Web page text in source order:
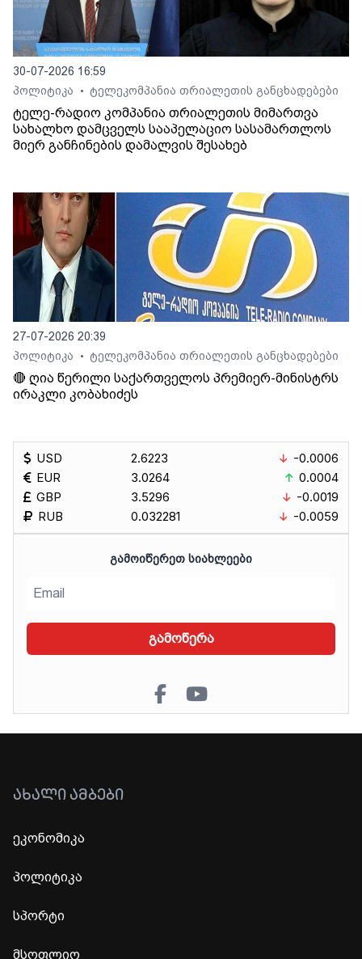
30-07-2026 16:59
პოლიტიკა
• ტელეკომპანია თრიალეთის განცხადებები
ტელე-რადიო კომპანია თრიალეთის მიმართვა
სახალხო დამცველს სააპელაციო სასამართლოს
მიერ განჩინების დამალვის შესახებ
27-07-2026 20:39
პოლიტიკა
• ტელეკომპანია თრიალეთის განცხადებები
🔴 ღია წერილი საქართველოს პრემიერ-მინისტრს
ირაკლი კობახიძეს
USD
EUR
GBP
RUB
2.6223
3.0264
3.5296
0.032281
-0.0006
0.0004
-0.0019
-0.0059
ᲒᲐᲛᲝᲘᲬᲔᲠᲔᲗ ᲡᲘᲐᲮᲚᲔᲔᲑᲘ
გამოწერა
ᲐᲮᲐᲚᲘ ᲐᲛᲑᲔᲑᲘ
ეკონომიკა
პოლიტიკა
სპორტი
მსოფლიო